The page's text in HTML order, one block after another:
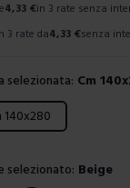
4,33 €in 3 rate senza
3 rate da4,33 €senza
selezionata: Cm
una misura
140x280
selezionato: Beige